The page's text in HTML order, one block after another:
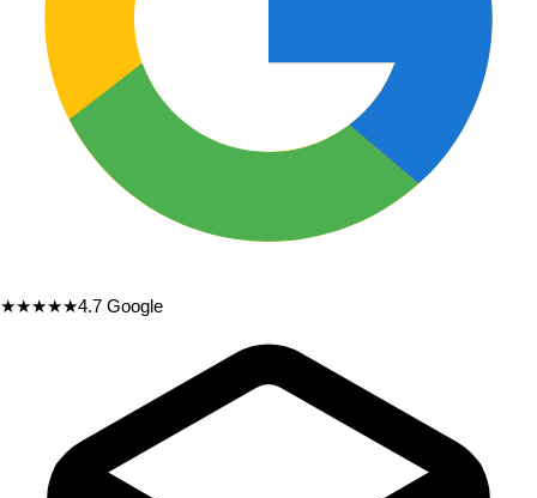
★★★★★4.7 Google